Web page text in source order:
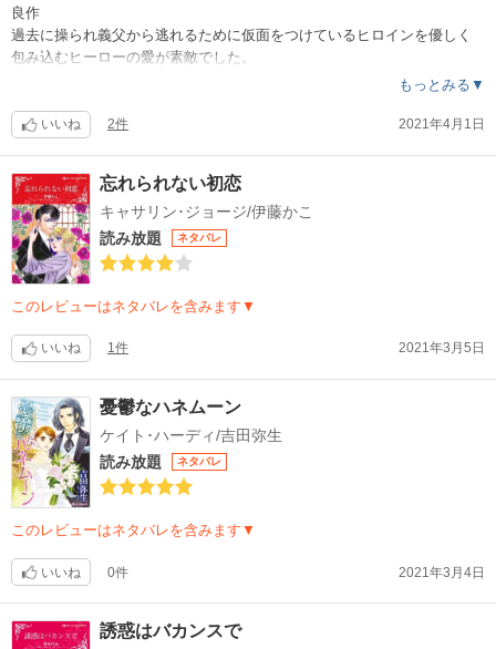
良作
過去に操られ義父から逃れるために仮面をつけているヒロインを優しく
包み込むヒーローの愛が素敵でした。
もっとみる▼
いいね 2件 2021年4月1日
忘れられない初恋
キャサリン･ジョージ/伊藤かこ
読み放題
ネタバレ
このレビューはネタバレを含みます▼
いいね 1件 2021年3月5日
憂鬱なハネムーン
ケイト･ハーディ/吉田弥生
読み放題
ネタバレ
このレビューはネタバレを含みます▼
いいね 0件 2021年3月4日
誘惑はバカンスで